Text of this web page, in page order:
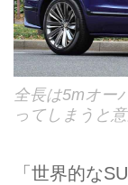
全長は5mオー
ってしまうと
「世界的な